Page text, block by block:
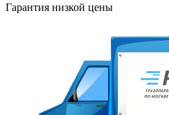
Гарантия низкой цены